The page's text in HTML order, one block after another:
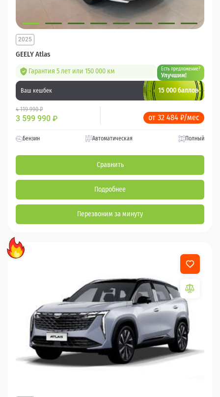
GEELY Atlas
2025
Гарантия 5 лет или 150 000 км Есть предложение?
Улучшим!
Ваш кешбек 15 000 баллов
4 119 990 ₽
3 599 990 ₽ от 32 484 ₽/мес
Бензин Автоматическая Полный
Сравнить
Подробнее
Перезвоним за минуту